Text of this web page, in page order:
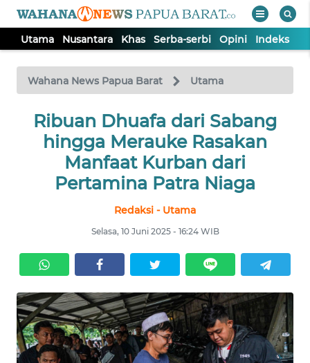
Utama Nusantara Khas Serba-serbi Opini Indeks
Wahana News Papua Barat Utama
Ribuan Dhuafa dari Sabang
hingga Merauke Rasakan
Manfaat Kurban dari
Pertamina Patra Niaga
Redaksi - Utama
Selasa, 10 Juni 2025 - 16:24 WIB
TV
Tutup
UTAMA
NUSANTARA
SERBI
OPINI
Informasi
INDEKS